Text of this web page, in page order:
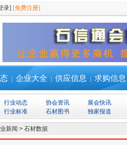
录] [免费注册]
企业大全 供应信息 求购信息
行业动态 协会资讯
展会快讯
行业标准
石材图书 独家报道
新闻 > 石材数据